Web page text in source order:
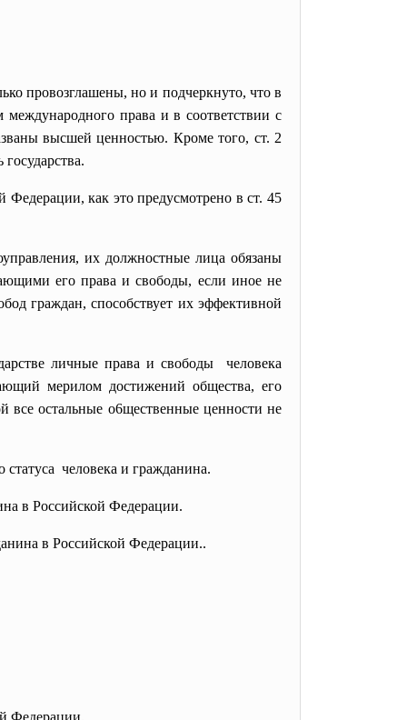
провозглашены, но и подчеркнуто, что в
права и в соответствии с
высшей ценностью. Кроме того, ст. 2
Федерации, как это предусмотрено в ст. 45
их должностные лица обязаны
его права и свободы, если иное не
граждан, способствует их эффективной
личные права и свободы человека
мерилом достижений общества, его
все остальные о6щественные ценности не
человека и гражданина.
в Российской Федерации.
в Российской Федерации..
Федерации.